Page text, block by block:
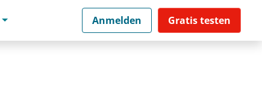
Anmelden Gratis testen